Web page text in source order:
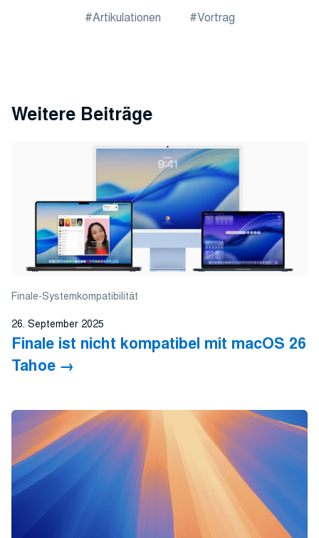
Artikulationen Vortrag
Weitere Beiträge
Finale-Systemkompatibilität
26. September 2025
Finale ist nicht kompatibel mit macOS 26
Tahoe